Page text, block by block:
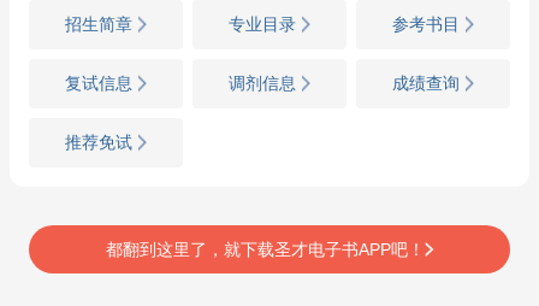
招生简章 专业目录 参考书目
复试信息 调剂信息 成绩查询
推荐免试
都翻到这里了，就下载圣才电子书APP吧！